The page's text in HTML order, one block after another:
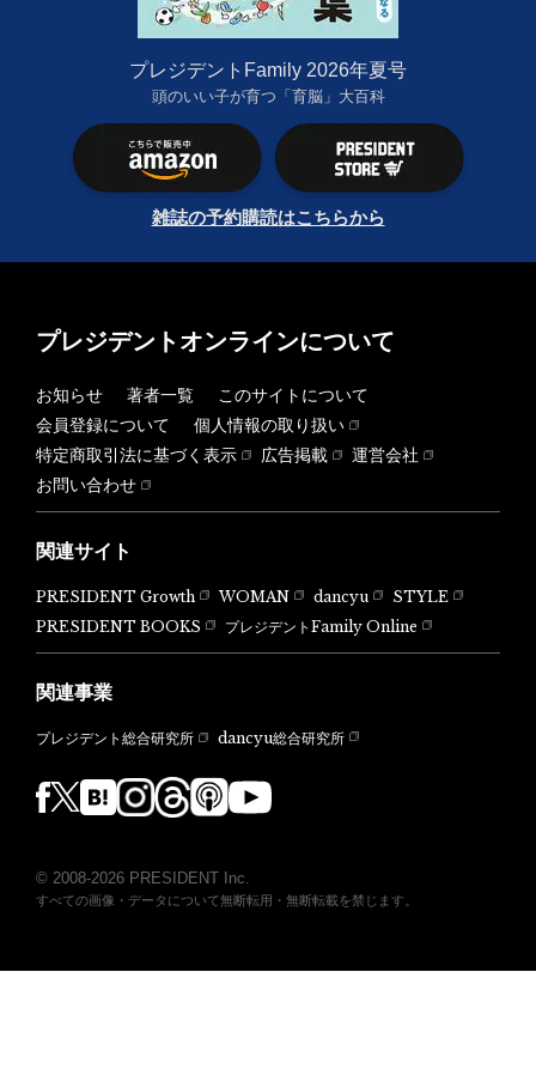
プレジデントFamily 2026年夏号
頭のいい子が育つ「育脳」大百科
雑誌の予約購読はこちらから
プレジデントオンラインについて
お知らせ 著者一覧
このサイトについて
会員登録について
個人情報の取り扱い
特定商取引法に基づく表示
広告掲載
運営会社
お問い合わせ
関連サイト
PRESIDENT Growth WOMAN dancyu
STYLE
PRESIDENT BOOKS
プレジデントFamily Online
関連事業
プレジデント総合研究所 dancyu総合研究所
© 2008-2026 PRESIDENT Inc.
すべての画像・データについて無断転用・無断転載を禁じます。